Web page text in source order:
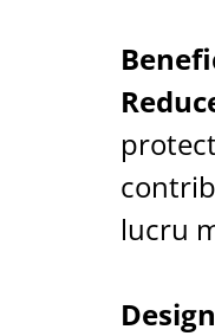
Incalzitoare corporale
Electrocasnice mici
Suplimente nutritive
Proteine si aminoacizi
Alte suplimente nutritive
lucru